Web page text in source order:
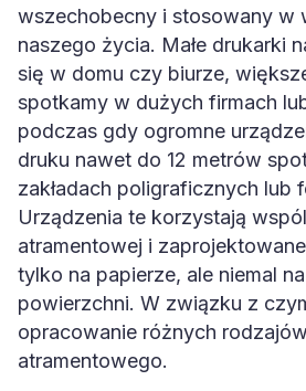
wszechobecny i stosowany w
naszego życia. Małe drukarki
się w domu czy biurze,
spotkamy w dużych firmach
podczas gdy ogromne
druku nawet do 12 metrów
zakładach poligraficznych lub
Urządzenia te korzystają
atramentowej i
tylko na papierze, ale niemal
powierzchni. W związku z
opracowanie różnych
atramentowego.